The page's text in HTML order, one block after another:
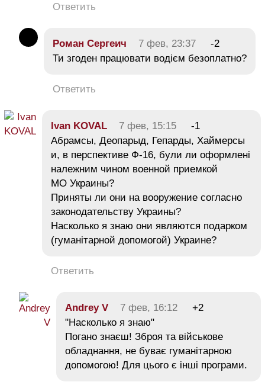
Ответить
Роман Сергеич 7 фев, 23:37
-2
Ти згоден працювати водієм безоплатно?
Ответить
Ivan KOVAL 7 фев, 15:15
-1
Абрамсы, Деопарыд, Гепарды, Хаймерсы
и, в перспективе Ф-16, були ли оформлені
належним чином военной приемкой
МО Украины?
Приняты ли они на вооружение согласно
законодательству Украины?
Насколько я знаю они являются подарком
(гуманітарной допомогой) Украине?
Ответить
Andrey V 7 фев, 16:12
+2
"Насколько я знаю"
Погано знаєш! Зброя та військове
обладнання, не буває гуманітарною
допомогою! Для цього є інші програми.